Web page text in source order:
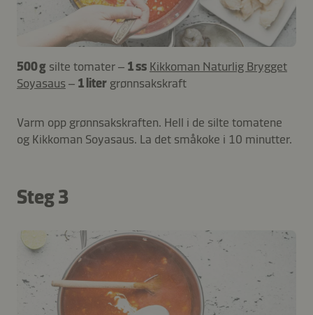
500 g silte tomater – 1 ss Kikkoman Naturlig Brygget
Soyasaus – 1 liter grønnsakskraft
Varm opp grønnsakskraften. Hell i de silte tomatene
og Kikkoman Soyasaus. La det småkoke i 10 minutter.
Steg 3